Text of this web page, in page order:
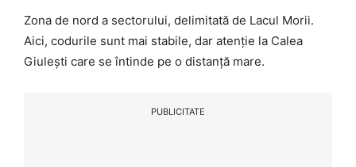
Zona de nord a sectorului, delimitată de Lacul Morii.
Aici, codurile sunt mai stabile, dar atenție la Calea
Giulești care se întinde pe o distanță mare.
PUBLICITATE